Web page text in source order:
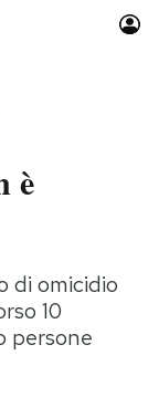
è
di omicidio
10
persone